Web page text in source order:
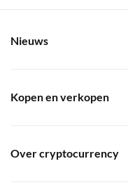
Nieuws
Kopen en verkopen
Over cryptocurrency